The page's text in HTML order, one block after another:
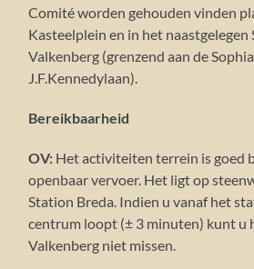
Comité worden gehouden vinden
Kasteelplein en in het naastgelegen
Valkenberg (grenzend aan de
J.F.Kennedylaan).
Bereikbaarheid
OV: Het activiteiten terrein is goed
openbaar vervoer. Het ligt op
Station Breda. Indien u vanaf het
centrum loopt (± 3 minuten) kunt u
Valkenberg niet missen.